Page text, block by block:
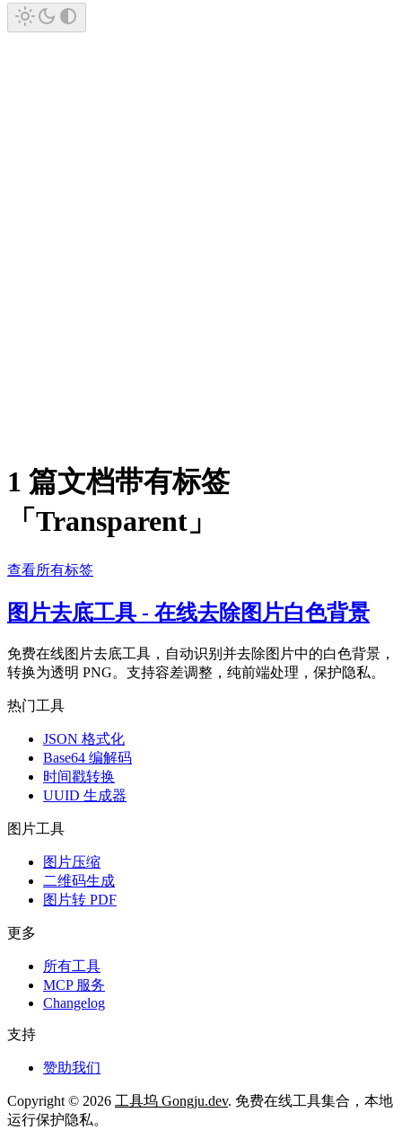
1 篇文档带有标签
「Transparent」
查看所有标签
图片去底工具 - 在线去除图片白色背景
免费在线图片去底工具，自动识别并去除图片中的白色背景，
转换为透明 PNG。支持容差调整，纯前端处理，保护隐私。
热门工具
JSON 格式化
Base64 编解码
时间戳转换
UUID 生成器
图片工具
图片压缩
二维码生成
图片转 PDF
更多
所有工具
MCP 服务
Changelog
支持
赞助我们
Copyright © 2026 工具坞 Gongju.dev. 免费在线工具集合，本地
运行保护隐私。